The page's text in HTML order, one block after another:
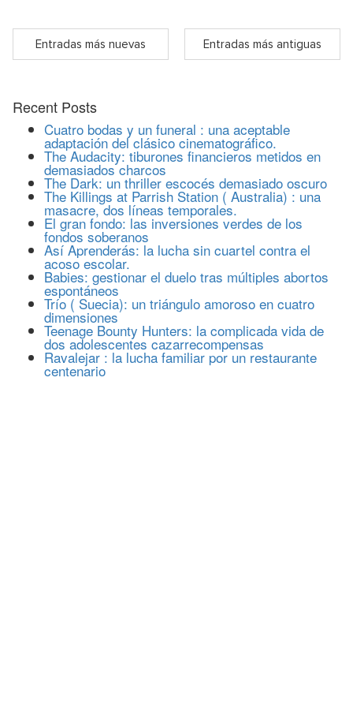
Entradas más nuevas Entradas más antiguas
Recent Posts
Cuatro bodas y un funeral : una aceptable
adaptación del clásico cinematográfico.
The Audacity: tiburones financieros metidos en
demasiados charcos
The Dark: un thriller escocés demasiado oscuro
The Killings at Parrish Station ( Australia) : una
masacre, dos líneas temporales.
El gran fondo: las inversiones verdes de los
fondos soberanos
Así Aprenderás: la lucha sin cuartel contra el
acoso escolar.
Babies: gestionar el duelo tras múltiples abortos
espontáneos
Trío ( Suecia): un triángulo amoroso en cuatro
dimensiones
Teenage Bounty Hunters: la complicada vida de
dos adolescentes cazarrecompensas
Ravalejar : la lucha familiar por un restaurante
centenario